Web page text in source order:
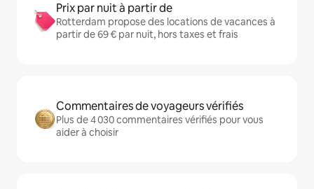
Prix par nuit à partir de
Rotterdam propose des locations de vacances à
partir de 69 € par nuit, hors taxes et frais
Commentaires de voyageurs vérifiés
Plus de 4 030 commentaires vérifiés pour vous
aider à choisir